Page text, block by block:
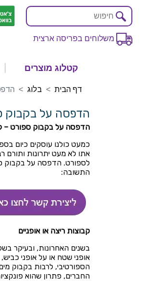
משלוחים בפריסה ארצית
קטלוג מוצרים
דף הבית בלוג
הדפסה על בקבוק
הדפסה על בקבוק ספורט –
כמעט כולנו עוסקים כיום
אתו לא מעט יתרונות ותורם
לספורט. הדפסה על בקבוק
התשובה:
קבוצות ריצה או אופניים
בשנים האחרונות, ובעיקר
אופני שטח או על אופני
הספורטיבי, לרבות בקבוק
החברים, פתרון שהוא